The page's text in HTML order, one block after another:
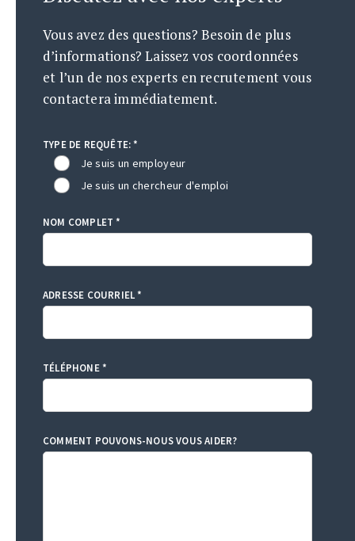
Vous avez des questions? Besoin de plus
d’informations? Laissez vos coordonnées
et l’un de nos experts en recrutement vous
contactera immédiatement.
TYPE DE REQUÊTE: *
Je suis un employeur
Je suis un chercheur d'emploi
NOM COMPLET *
ADRESSE COURRIEL *
TÉLÉPHONE *
COMMENT POUVONS-NOUS VOUS AIDER?